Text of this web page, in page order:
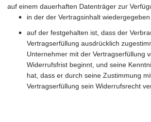
auf einem dauerhaften Datenträger zur
in der der Vertragsinhalt
auf der festgehalten ist, dass der
Vertragserfüllung ausdrücklich
Unternehmer mit der Vertragserfüllung
Widerrufsfrist beginnt, und seine
hat, dass er durch seine Zustimmung
Vertragserfüllung sein Widerrufsrecht